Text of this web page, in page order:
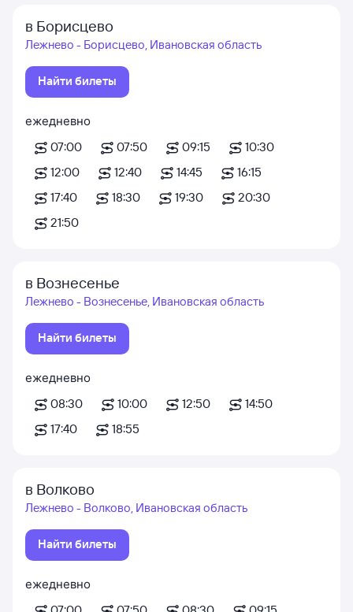
в Борисцево
Лежнево - Борисцево, Ивановская область
Найти билеты
ежедневно
07:00
07:50 09:15
10:30
12:00
12:40 14:45
16:15
17:40
18:30 19:30
20:30
21:50
в Вознесенье
Лежнево - Вознесенье, Ивановская область
Найти билеты
ежедневно
08:30
10:00 12:50
14:50
17:40
18:55
в Волково
Лежнево - Волково, Ивановская область
Найти билеты
ежедневно